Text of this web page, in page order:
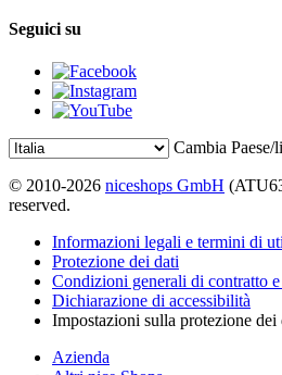
Seguici su
Cambia Paese/
© 2010-2026 niceshops GmbH
reserved.
Informazioni legali e termini di
Protezione dei dati
Condizioni generali di contratto
Dichiarazione di accessibilità
Impostazioni sulla protezione dei
Azienda